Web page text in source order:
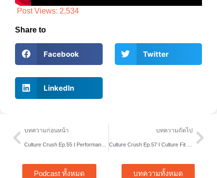
Post Views: 2,534
Share to
Facebook Twitter
LinkedIn
Prev
บทความก่อนหน้า บทความถัดไป
Podcast ทั้งหมด บทความทั้งหมด